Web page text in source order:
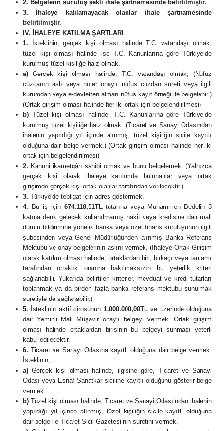
2. Belgelerin sunuluş şekli ihale şartnamesinde belirtilmiştir.
3.
İhaleye katılamayacak olanlar ihale şartnamesinde
belirtilmiştir.
IV.
İHALEYE KATILMA ŞARTLARI
1.
İsteklinin; gerçek kişi olması halinde T.C. vatandaşı olmak,
tüzel kişi olması halinde ise T.C. Kanunlarına göre Türkiye’de
kurulmuş tüzel kişiliğe haiz olmak.
a)Gerçek kişi olması halinde, T.C. vatandaşı olmak, (Nüfuz
cüzdanın aslı veya noter onaylı nüfus cüzdan sureti veya ilgili
kurumdan veya e-devletten alman nüfus kayıt örneği ile belgelenir.)
(Ortak girişim olması halinde her iki ortak için belgelendirilmesi)
b)Tüzel kişi olması halinde, T.C. Kanunlarına göre Türkiye’de
kurulmuş tüzel kişiliğe haiz olmak. (Ticaret ve Sanayi Odasından
ihalenin yapıldığı yıl içinde alınmış, tüzel kişiliğin sicile kayıtlı
olduğuna dair belge vermek.) (Ortak girişim olması halinde her iki
ortak için belgelendirilmesi)
2. Kanuni ikametgâh sahibi olmak ve bunu belgelemek. (Yalnızca
gerçek kişi olarak ihaleye katılımda bulunanlar veya ortak
girişimde gerçek kişi ortak olanlar tarafından verilecektir.)
3. Türkiye'de tebligat için adres göstermek.
4.
Bu iş için 674.118,51TLtutarına veya Muhammen Bedelin 3
katına denk gelecek kullanılmamış nakit veya kredisine dair mali
durum bildirimine yönelik banka veya özel finans kuruluşunun ilgili
şubesinden veya Genel Müdürlüğünden alınmış Banka Referans
Mektubu ve onay belgelerinin aslını vermek. (İhaleye Ortak Girişim
olarak katılım olması halinde; ortaklardan biri, birkaçı veya tamamı
tarafından ortaklık oranına bakılmaksızın bu yeterlik kriteri
sağlanabilir. Yukarıda belirtilen kriterler, mevduat ve kredi tutarları
toplanmak ya da birden fazla banka referans mektubu sunulmak
suretiyle de sağlanabilir.)
5.
İsteklinin aktif cirosunun 1.000.000,00TLve üzerinde olduğuna
dair Yeminli Mali Müşavir onaylı belgeyi vermek. Ortak girişim
olması halinde ortaklardan birisinin bu belgeyi sunması yeterli
kabul edilecektir.
6.Ticaret ve Sanayi Odasına kayıtlı olduğuna dair belge vermek.
İsteklinin;
a)Gerçek kişi olması halinde, ilgisine göre, Ticaret ve Sanayi
Odası veya Esnaf Sanatkar siciline kayıtlı olduğunu gösterir belge
vermek.
b)Tüzel kişi olması halinde, Ticaret ve Sanayi Odası’ndan ihalenin
yapıldığı yıl içinde alınmış, tüzel kişiliğin sicile kayıtlı olduğuna
dair belge ile Ticaret Sicil Gazetesi’nin suretini vermek.